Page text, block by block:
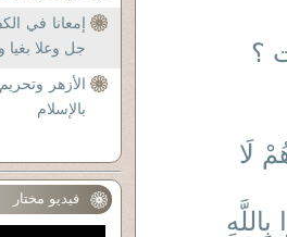
؟
لَا
إمعانا في
جل وعلا بغيا
الأزهر
بالإسلام
فيديو مختار